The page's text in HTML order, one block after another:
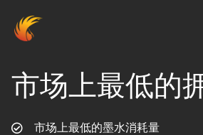
市场上最低的
市场上最低的墨水消耗量